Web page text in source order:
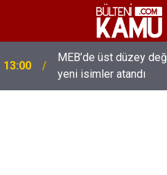
13:00
MEB’de üst düzey
yeni isimler atandı